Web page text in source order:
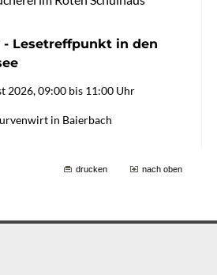
drucken nach oben